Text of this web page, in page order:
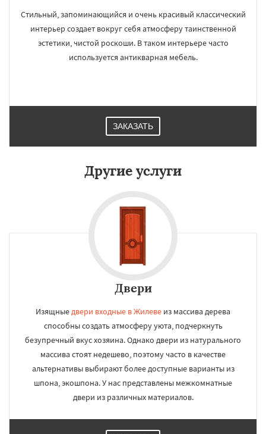
Стильный, запоминающийся и очень красивый классический
интерьер создает вокруг себя атмосферу таинственной
эстетики, чистой роскоши. В таком интерьере часто
используется антикварная мебель.
ЗАКАЗАТЬ
Другие услуги
Двери
Изящныедвери входные в Жилеве из массива дерева
способны создать атмосферу уюта, подчеркнуть
безупречный вкус хозяина. Однако двери из натурального
массива стоят недешево, поэтому часто в качестве
альтернативы выбирают более доступные варианты из
шпона, экошпона. У нас представлены межкомнатные
двери из различных материалов.